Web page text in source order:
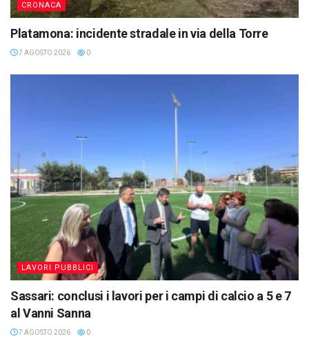
CRONACA
Platamona: incidente stradale in via della Torre
7 AGOSTO 2026 0
LAVORI PUBBLICI
Sassari: conclusi i lavori per i campi di calcio a 5 e 7
al Vanni Sanna
7 AGOSTO 2026 0